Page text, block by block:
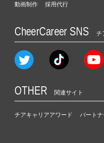
動画制作
採用代行
CheerCareer SNS チ
OTHER 関連サイト
チアキャリアアワード パート